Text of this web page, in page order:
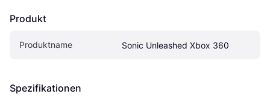
Produkt
Produktname Sonic Unleashed Xbox 360
Spezifikationen